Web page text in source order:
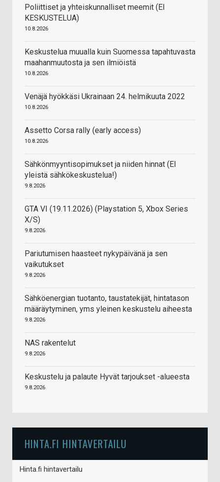
Poliittiset ja yhteiskunnalliset meemit (EI
KESKUSTELUA)
10.8.2026
Keskustelua muualla kuin Suomessa tapahtuvasta
maahanmuutosta ja sen ilmiöistä
10.8.2026
Venäjä hyökkäsi Ukrainaan 24. helmikuuta 2022
10.8.2026
Assetto Corsa rally (early access)
10.8.2026
Sähkönmyyntisopimukset ja niiden hinnat (EI
yleistä sähkökeskustelua!)
9.8.2026
GTA VI (19.11.2026) (Playstation 5, Xbox Series
X/S)
9.8.2026
Pariutumisen haasteet nykypäivänä ja sen
vaikutukset
9.8.2026
Sähköenergian tuotanto, taustatekijät, hintatason
määräytyminen, yms yleinen keskustelu aiheesta
9.8.2026
NAS rakentelut
9.8.2026
Keskustelu ja palaute Hyvät tarjoukset -alueesta
9.8.2026
HINTA.FI HINTAVERTAILU
Hinta.fi hintavertailu